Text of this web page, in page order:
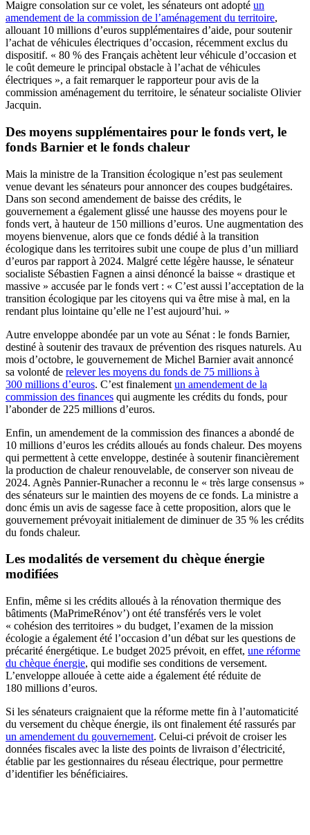
Maigre consolation sur ce volet, les sénateurs ont adopté un
amendement de la commission de l’aménagement du territoire,
allouant 10 millions d’euros supplémentaires d’aide, pour soutenir
l’achat de véhicules électriques d’occasion, récemment exclus du
dispositif. « 80 % des Français achètent leur véhicule d’occasion et
le coût demeure le principal obstacle à l’achat de véhicules
électriques », a fait remarquer le rapporteur pour avis de la
commission aménagement du territoire, le sénateur socialiste Olivier
Jacquin.
Des moyens supplémentaires pour le fonds vert, le
fonds Barnier et le fonds chaleur
Mais la ministre de la Transition écologique n’est pas seulement
venue devant les sénateurs pour annoncer des coupes budgétaires.
Dans son second amendement de baisse des crédits, le
gouvernement a également glissé une hausse des moyens pour le
fonds vert, à hauteur de 150 millions d’euros. Une augmentation des
moyens bienvenue, alors que ce fonds dédié à la transition
écologique dans les territoires subit une coupe de plus d’un milliard
d’euros par rapport à 2024. Malgré cette légère hausse, le sénateur
socialiste Sébastien Fagnen a ainsi dénoncé la baisse « drastique et
massive » accusée par le fonds vert : « C’est aussi l’acceptation de la
transition écologique par les citoyens qui va être mise à mal, en la
rendant plus lointaine qu’elle ne l’est aujourd’hui. »
Autre enveloppe abondée par un vote au Sénat : le fonds Barnier,
destiné à soutenir des travaux de prévention des risques naturels. Au
mois d’octobre, le gouvernement de Michel Barnier avait annoncé
sa volonté de relever les moyens du fonds de 75 millions à
300 millions d’euros. C’est finalement un amendement de la
commission des finances qui augmente les crédits du fonds, pour
l’abonder de 225 millions d’euros.
Enfin, un amendement de la commission des finances a abondé de
10 millions d’euros les crédits alloués au fonds chaleur. Des moyens
qui permettent à cette enveloppe, destinée à soutenir financièrement
la production de chaleur renouvelable, de conserver son niveau de
2024. Agnès Pannier-Runacher a reconnu le « très large consensus »
des sénateurs sur le maintien des moyens de ce fonds. La ministre a
donc émis un avis de sagesse face à cette proposition, alors que le
gouvernement prévoyait initialement de diminuer de 35 % les crédits
du fonds chaleur.
Les modalités de versement du chèque énergie
modifiées
Enfin, même si les crédits alloués à la rénovation thermique des
bâtiments (MaPrimeRénov’) ont été transférés vers le volet
« cohésion des territoires » du budget, l’examen de la mission
écologie a également été l’occasion d’un débat sur les questions de
précarité énergétique. Le budget 2025 prévoit, en effet, une réforme
du chèque énergie, qui modifie ses conditions de versement.
L’enveloppe allouée à cette aide a également été réduite de
180 millions d’euros.
Si les sénateurs craignaient que la réforme mette fin à l’automaticité
du versement du chèque énergie, ils ont finalement été rassurés par
un amendement du gouvernement. Celui-ci prévoit de croiser les
données fiscales avec la liste des points de livraison d’électricité,
établie par les gestionnaires du réseau électrique, pour permettre
d’identifier les bénéficiaires.